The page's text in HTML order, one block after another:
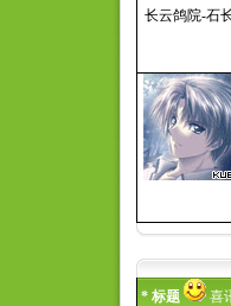
长云鸽院-石
* 标题 喜